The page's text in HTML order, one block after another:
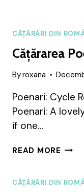
CĂȚĂRĂRI DIN
Cățărarea
Byroxana
Poenari: Cycle
Poenari: A
if one…
READ MORE
CĂȚĂRĂRI DIN